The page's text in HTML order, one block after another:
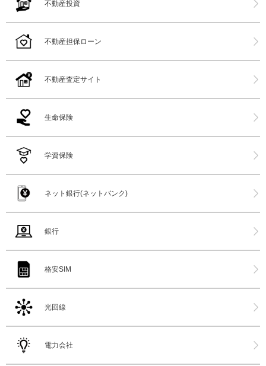
不動産投資
不動産担保ローン
不動産査定サイト
生命保険
学資保険
ネット銀行(ネットバンク)
銀行
格安SIM
光回線
電力会社